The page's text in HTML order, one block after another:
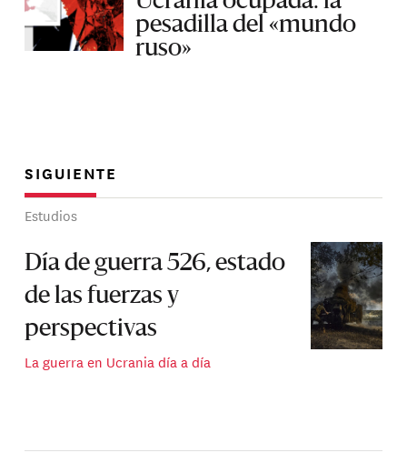
pesadilla del «mundo
ruso»
SIGUIENTE
Estudios
Día de guerra 526, estado
de las fuerzas y
perspectivas
La guerra en Ucrania día a día